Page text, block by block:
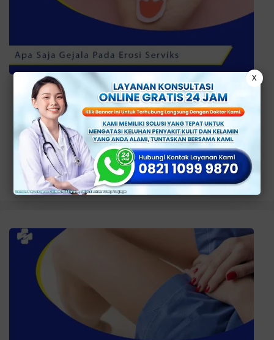
Oktober 20, 2022
Apa Saja Gejala pada Erosi
Serviks
Selengkapnya
X